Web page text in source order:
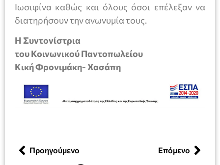
Ιωσιφίνα καθώς και όλους όσοι επέλεξαν να
διατηρήσουν την ανωνυμία τους.
Η Συντονίστρια
του Κοινωνικού Παντοπωλείου
Κική Φρονιμάκη- Χασάπη
Προηγούμενο Επόμενο